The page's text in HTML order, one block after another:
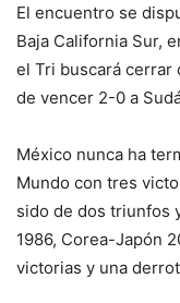
El encuentro se
Baja California Sur,
el Tri buscará cerrar
de vencer 2-0 a
México nunca ha
Mundo con tres
sido de dos triunfos
1986, Corea-Japón
victorias y una